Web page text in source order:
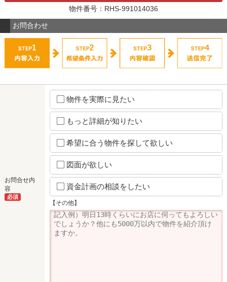
物件番号：RHS-991014036
お問合わせ
お問合せ内
容
必須
物件を実際に見たい
もっと詳細が知りたい
希望に合う物件を探して欲しい
図面が欲しい
資金計画の相談をしたい
【その他】